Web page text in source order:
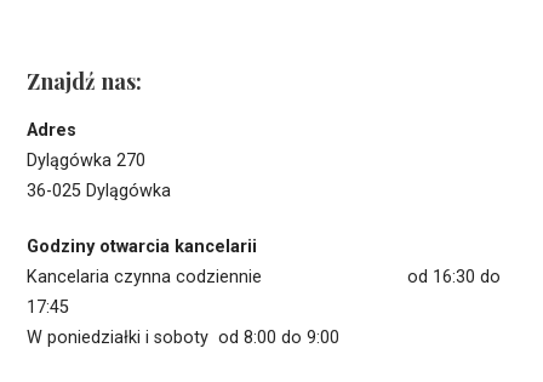
Znajdź nas:
Adres
Dylągówka 270
36-025 Dylągówka
Godziny otwarcia kancelarii
Kancelaria czynna codziennie od 16:30 do
17:45
W poniedziałki i soboty od 8:00 do 9:00